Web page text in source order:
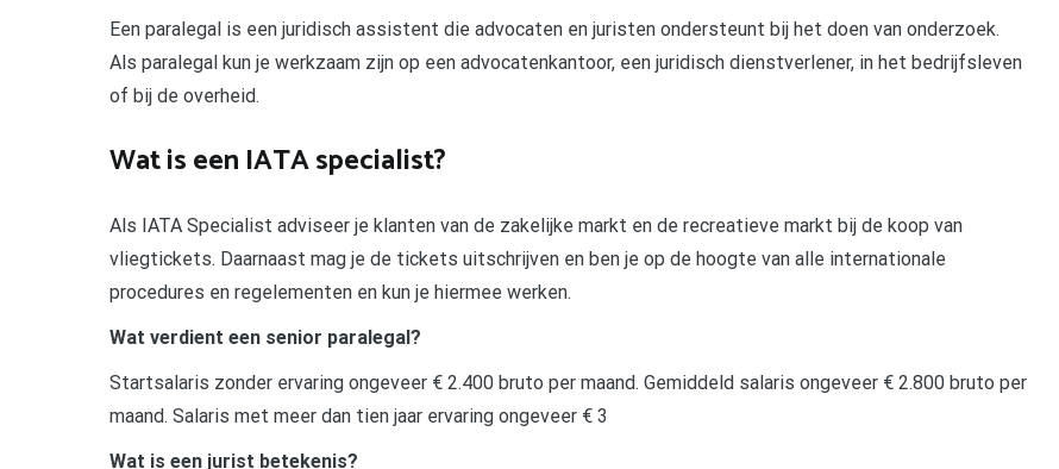
Een paralegal is een juridisch assistent die advocaten en juristen ondersteunt bij het doen van onderzoek.
Als paralegal kun je werkzaam zijn op een advocatenkantoor, een juridisch dienstverlener, in het bedrijfsleven
of bij de overheid.
Wat is een IATA specialist?
Als IATA Specialist adviseer je klanten van de zakelijke markt en de recreatieve markt bij de koop van
vliegtickets. Daarnaast mag je de tickets uitschrijven en ben je op de hoogte van alle internationale
procedures en regelementen en kun je hiermee werken.
Wat verdient een senior paralegal?
Startsalaris zonder ervaring ongeveer € 2.400 bruto per maand. Gemiddeld salaris ongeveer € 2.800 bruto per
maand. Salaris met meer dan tien jaar ervaring ongeveer € 3
Wat is een jurist betekenis?